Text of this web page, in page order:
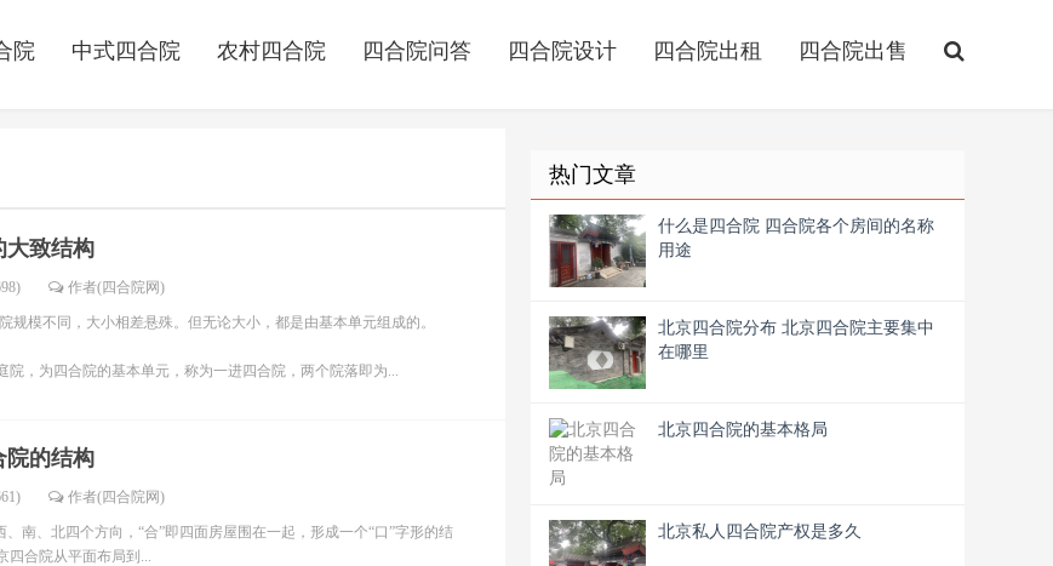
院 中式四合院 农村四合院 四合院问答 四合院设计 四合院出租 四合院出售
大致结构
作者(四合院网)
模不同，大小相差悬殊。但无论大小，都是由基本单元组成的。
，为四合院的基本单元，称为一进四合院，两个院落即为...
院的结构
作者(四合院网)
南、北四个方向，“合”即四面房屋围在一起，形成一个“口”字形的结
四合院从平面布局到...
热门文章
什么是四合院 四合院各个房间的名称
用途
北京四合院分布 北京四合院主要集中
在哪里
北京四合院的基本格局
北京私人四合院产权是多久